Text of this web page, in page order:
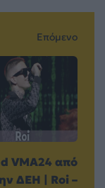
Επόμενο
VMA24 από
ΔΕΗ | Roi –